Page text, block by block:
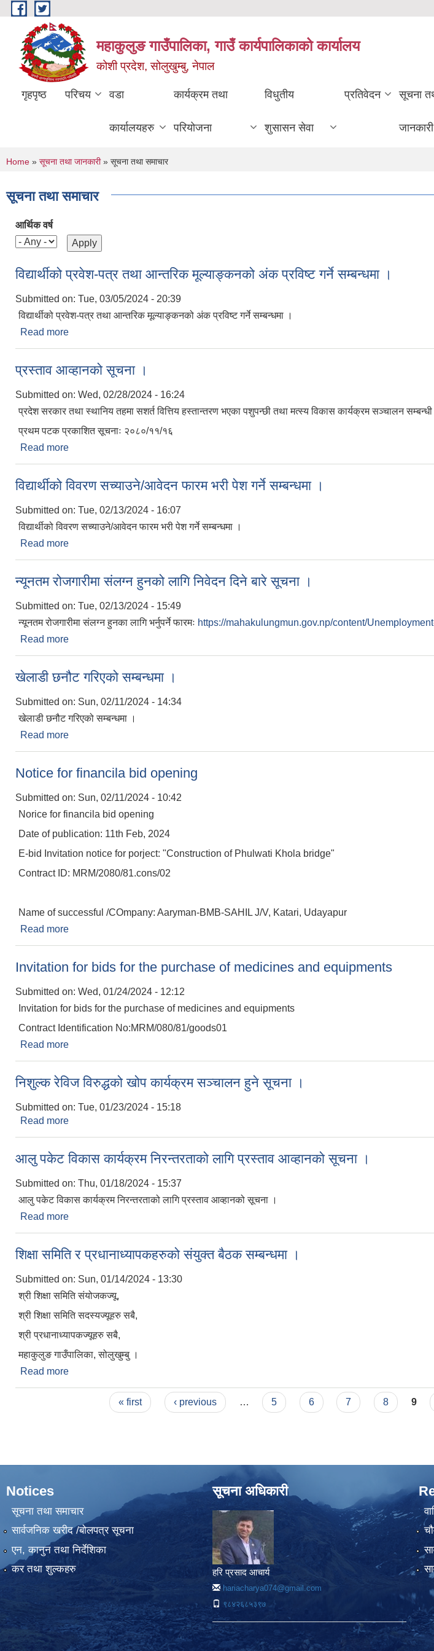
Skip to main content
महाकुलुङ गाउँपालिका, गाउँ कार्यपालिकाको कार्यालय
कोशी प्रदेश, सोलुखुम्बु, नेपाल
गृहपृष्ठ परिचय वडा
कार्यालयहरु
कार्यक्रम तथा
परियोजना
विधुतीय
शुसासन सेवा
प्रतिवेदन सूचना
जानकारी
You are here
Home » सूचना तथा जानकारी» सूचना तथा समाचार
सूचना तथा समाचार
आर्थिक वर्ष
विद्यार्थीको प्रवेश-पत्र तथा आन्तरिक मूल्याङ्कनको अंक प्रविष्ट गर्ने सम्बन्धमा ।
Submitted on: Tue, 03/05/2024 - 20:39
विद्यार्थीको प्रवेश-पत्र तथा आन्तरिक मूल्याङ्कनको अंक प्रविष्ट गर्ने सम्बन्धमा ।
Read more
प्रस्ताव आव्हानको सूचना ।
Submitted on: Wed, 02/28/2024 - 16:24
प्रदेश सरकार तथा स्थानिय तहमा सशर्त वित्तिय हस्तान्तरण भएका पशुपन्छी तथा मत्स्य विकास कार्यक्रम सञ्चालन
प्रथम पटक प्रकाशित सूचनाः २०८०/११/१६
Read more
विद्यार्थीको विवरण सच्याउने/आवेदन फारम भरी पेश गर्ने सम्बन्धमा ।
Submitted on: Tue, 02/13/2024 - 16:07
विद्यार्थीको विवरण सच्याउने/आवेदन फारम भरी पेश गर्ने सम्बन्धमा ।
Read more
न्यूनतम रोजगारीमा संलग्न हुनको लागि निवेदन दिने बारे सूचना ।
Submitted on: Tue, 02/13/2024 - 15:49
न्यूनतम रोजगारीमा संलग्न हुनका लागि भर्नुपर्ने फारमः https://mahakulungmun.gov.np/content/
Read more
खेलाडी छनौट गरिएको सम्बन्धमा ।
Submitted on: Sun, 02/11/2024 - 14:34
खेलाडी छनौट गरिएको सम्बन्धमा ।
Read more
Notice for financila bid opening
Submitted on: Sun, 02/11/2024 - 10:42
Norice for financila bid opening
Date of publication: 11th Feb, 2024
E-bid Invitation notice for porject: "Construction of Phulwati Khola bridge"
Contract ID: MRM/2080/81.cons/02
Name of successful /COmpany: Aaryman-BMB-SAHIL J/V, Katari, Udayapur
Read more
Invitation for bids for the purchase of medicines and equipments
Submitted on: Wed, 01/24/2024 - 12:12
Invitation for bids for the purchase of medicines and equipments
Contract Identification No:MRM/080/81/goods01
Read more
निशुल्क रेविज विरुद्धको खोप कार्यक्रम सञ्चालन हुने सूचना ।
Submitted on: Tue, 01/23/2024 - 15:18
Read more
आलु पकेट विकास कार्यक्रम निरन्तरताको लागि प्रस्ताव आव्हानको सूचना ।
Submitted on: Thu, 01/18/2024 - 15:37
आलु पकेट विकास कार्यक्रम निरन्तरताको लागि प्रस्ताव आव्हानको सूचना ।
Read more
शिक्षा समिति र प्रधानाध्यापकहरुको संयुक्त बैठक सम्बन्धमा ।
Submitted on: Sun, 01/14/2024 - 13:30
श्री शिक्षा समिति संयोजकज्यू,
श्री शिक्षा समिति सदस्यज्यूहरु सबै,
श्री प्रधानाध्यापकज्यूहरु सबै,
महाकुलुङ गाउँपालिका, सोलुखुम्बु ।
Read more
« first ‹ previous … 5 6 7 8 9
Notices
सूचना तथा समाचार
सार्वजनिक खरीद /बोलपत्र सूचना
एन, कानुन तथा निर्देशिका
कर तथा शुल्कहरु
सूचना अधिकारी
हरि प्रसाद आचार्य
hariacharya074@gmail.com
९८४२६८५३९७